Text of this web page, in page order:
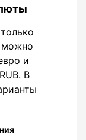
можно
и
В